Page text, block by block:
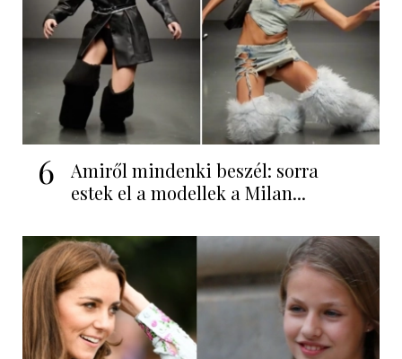
6
Amiről mindenki beszél: sorra
estek el a modellek a Milan...